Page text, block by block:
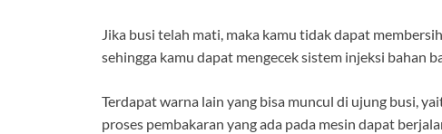
Jika busi telah mati, maka kamu tidak dapat
sehingga kamu dapat mengecek sistem injeksi bahan
Terdapat warna lain yang bisa muncul di ujung busi,
proses pembakaran yang ada pada mesin dapat